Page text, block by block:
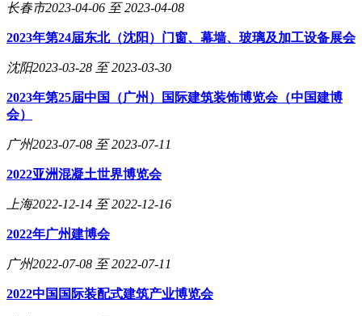
长春市2023-04-06 至 2023-04-08
2023年第24届东北（沈阳）门窗、幕墙、玻璃及加工设备展会
沈阳2023-03-28 至 2023-03-30
2023年第25届中国（广州）国际建筑装饰博览会（中国建博
会）
广州2023-07-08 至 2023-07-11
2022亚洲混凝土世界博览会
上海2022-12-14 至 2022-12-16
2022年广州建博会
广州2022-07-08 至 2022-07-11
2022中国国际装配式建筑产业博览会